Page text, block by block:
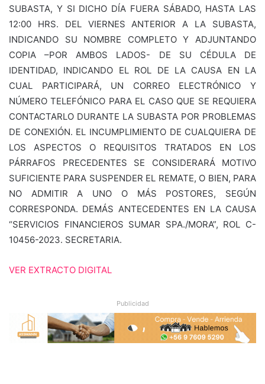
SUBASTA, Y SI DICHO DÍA FUERA SÁBADO, HASTA LAS
12:00 HRS. DEL VIERNES ANTERIOR A LA SUBASTA,
INDICANDO SU NOMBRE COMPLETO Y ADJUNTANDO
COPIA –POR AMBOS LADOS- DE SU CÉDULA DE
IDENTIDAD, INDICANDO EL ROL DE LA CAUSA EN LA
CUAL PARTICIPARÁ, UN CORREO ELECTRÓNICO Y
NÚMERO TELEFÓNICO PARA EL CASO QUE SE REQUIERA
CONTACTARLO DURANTE LA SUBASTA POR PROBLEMAS
DE CONEXIÓN. EL INCUMPLIMIENTO DE CUALQUIERA DE
LOS ASPECTOS O REQUISITOS TRATADOS EN LOS
PÁRRAFOS PRECEDENTES SE CONSIDERARÁ MOTIVO
SUFICIENTE PARA SUSPENDER EL REMATE, O BIEN, PARA
NO ADMITIR A UNO O MÁS POSTORES, SEGÚN
CORRESPONDA. DEMÁS ANTECEDENTES EN LA CAUSA
“SERVICIOS FINANCIEROS SUMAR SPA./MORA”, ROL C-
10456-2023. SECRETARIA.
VER EXTRACTO DIGITAL
Publicidad